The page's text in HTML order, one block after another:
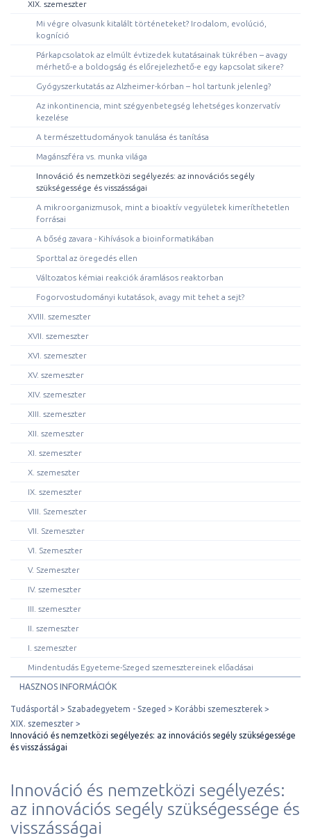
XIX. szemeszter
Mi végre olvasunk kitalált történeteket? Irodalom, evolúció,
kogníció
Párkapcsolatok az elmúlt évtizedek kutatásainak tükrében – avagy
mérhető-e a boldogság és előrejelezhető-e egy kapcsolat sikere?
Gyógyszerkutatás az Alzheimer-kórban – hol tartunk jelenleg?
Az inkontinencia, mint szégyenbetegség lehetséges konzervatív
kezelése
A természettudományok tanulása és tanítása
Magánszféra vs. munka világa
Innováció és nemzetközi segélyezés: az innovációs segély
szükségessége és visszásságai
A mikroorganizmusok, mint a bioaktív vegyületek kimeríthetetlen
forrásai
A bőség zavara - Kihívások a bioinformatikában
Sporttal az öregedés ellen
Változatos kémiai reakciók áramlásos reaktorban
Fogorvostudományi kutatások, avagy mit tehet a sejt?
XVIII. szemeszter
XVII. szemeszter
XVI. szemeszter
XV. szemeszter
XIV. szemeszter
XIII. szemeszter
XII. szemeszter
XI. szemeszter
X. szemeszter
IX. szemeszter
VIII. Szemeszter
VII. Szemeszter
VI. Szemeszter
V. Szemeszter
IV. szemeszter
III. szemeszter
II. szemeszter
I. szemeszter
Mindentudás Egyeteme-Szeged szemesztereinek előadásai
HASZNOS INFORMÁCIÓK
Tudásportál Szabadegyetem - Szeged
Korábbi szemeszterek
XIX. szemeszter
Innováció és nemzetközi segélyezés: az innovációs segély szükségessége
és visszásságai
Innováció és nemzetközi segélyezés:
az innovációs segély szükségessége és
visszásságai